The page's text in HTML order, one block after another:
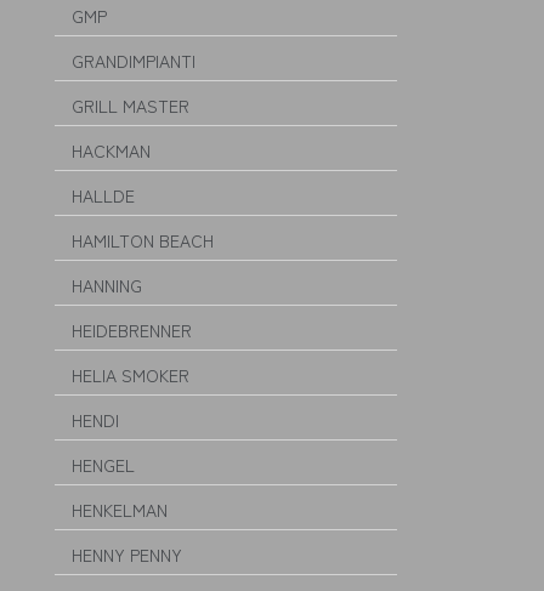
GMP
GRANDIMPIANTI
GRILL MASTER
HACKMAN
HALLDE
HAMILTON BEACH
HANNING
HEIDEBRENNER
HELIA SMOKER
HENDI
HENGEL
HENKELMAN
HENNY PENNY